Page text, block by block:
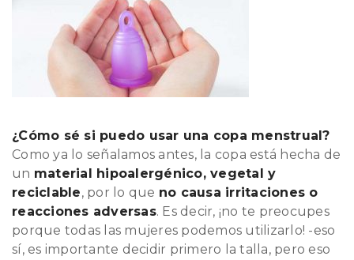
¿Cómo sé si puedo usar una copa menstrual?
Como ya lo señalamos antes, la copa está hecha de
un material hipoalergénico, vegetal y
reciclable, por lo que no causa irritaciones o
reacciones adversas. Es decir, ¡no te preocupes
porque todas las mujeres podemos utilizarlo! -eso
sí, es importante decidir primero la talla, pero eso